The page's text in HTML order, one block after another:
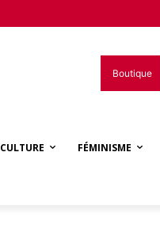
Boutique
CULTURE FÉMINISME